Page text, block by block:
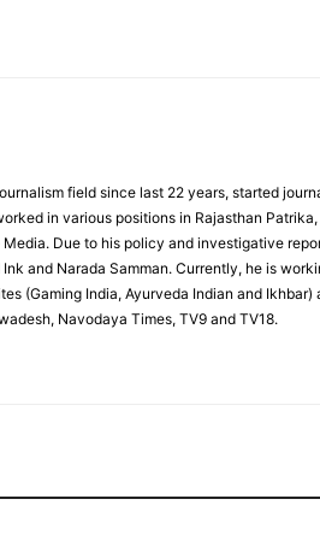
field since last 22 years, started
in various positions in Rajasthan Patrika,
Due to his policy and investigative
and Narada Samman. Currently, he is
(Gaming India, Ayurveda Indian and Ikhbar)
Navodaya Times, TV9 and TV18.